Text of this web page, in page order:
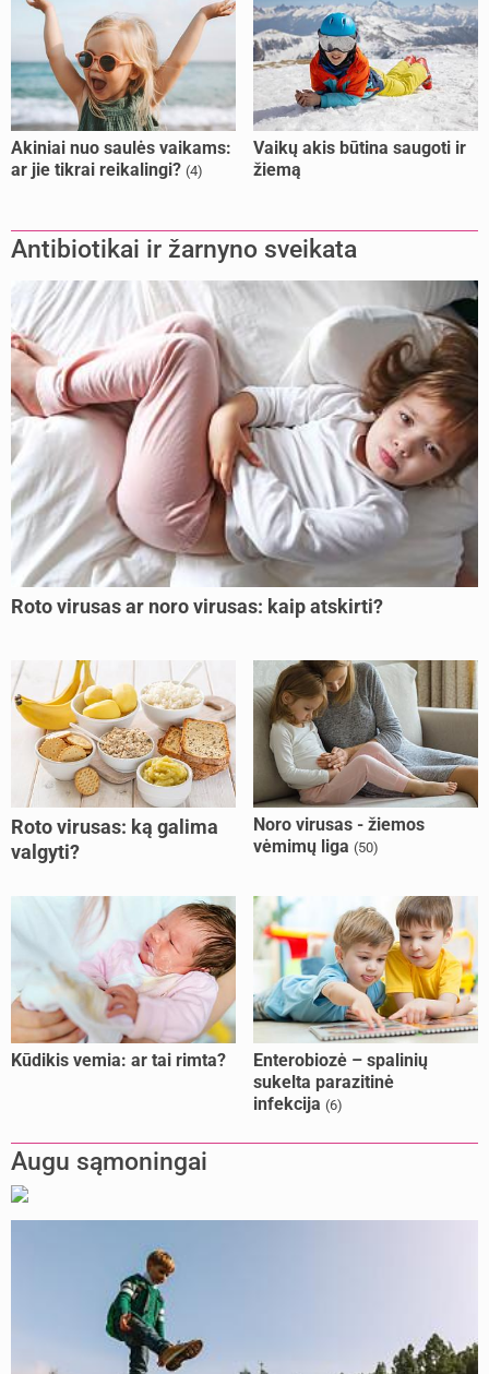
Akiniai nuo saulės vaikams:
ar jie tikrai reikalingi? (4)
Vaikų akis būtina saugoti ir
žiemą
Antibiotikai ir žarnyno sveikata
Roto virusas ar noro virusas: kaip atskirti?
Roto virusas: ką galima
valgyti?
Noro virusas - žiemos
vėmimų liga (50)
Kūdikis vemia: ar tai rimta?
Enterobiozė – spalinių
sukelta parazitinė
infekcija (6)
Augu sąmoningai